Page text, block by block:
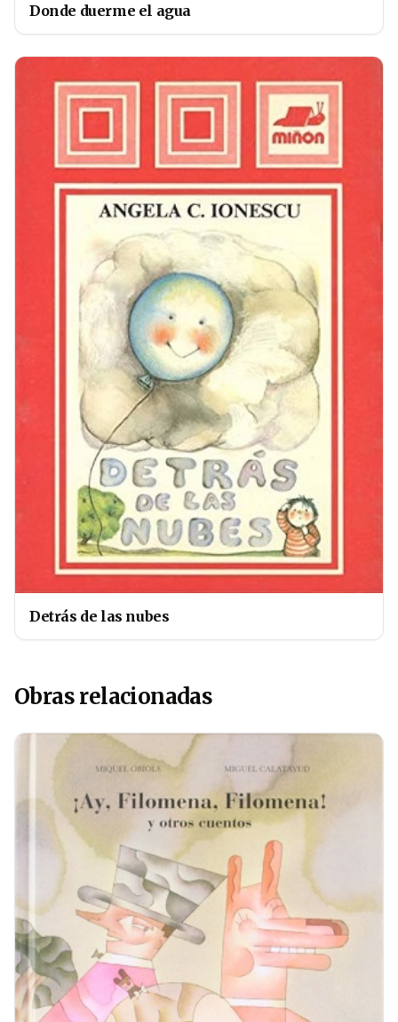
Donde duerme el agua
Detrás de las nubes
Obras relacionadas